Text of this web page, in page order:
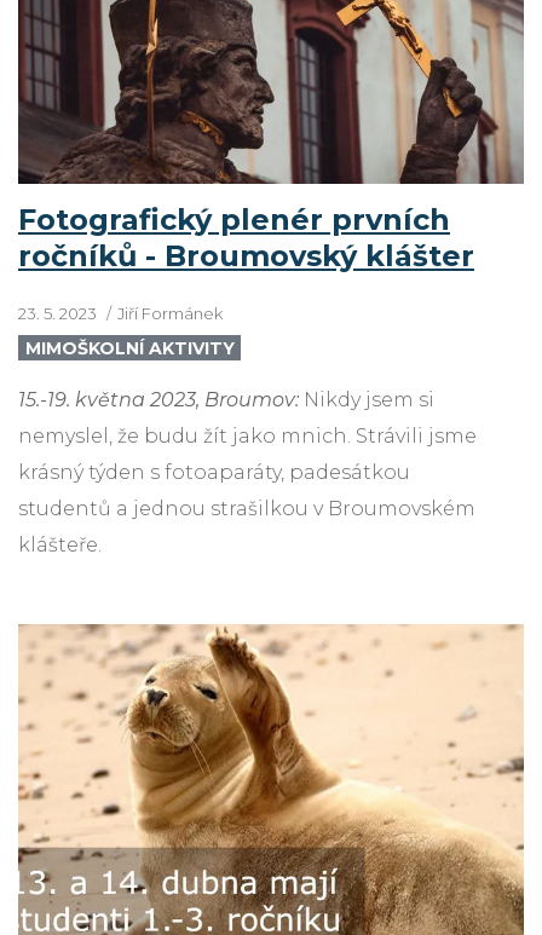
Fotografický plenér prvních
ročníků - Broumovský klášter
23. 5. 2023 Jiří Formánek
MIMOŠKOLNÍ AKTIVITY
15.-19. května 2023, Broumov: Nikdy jsem si
nemyslel, že budu žít jako mnich. Strávili jsme
krásný týden s fotoaparáty, padesátkou
studentů a jednou strašilkou v Broumovském
klášteře.